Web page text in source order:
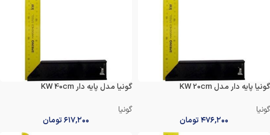
گونیا پایه دار مدل KW 20cm
گونیا
۴۷۶,۲۰۰تومان
گونیا مدل پایه دار KW 40cm
گونیا
۶۱۷,۲۰۰تومان